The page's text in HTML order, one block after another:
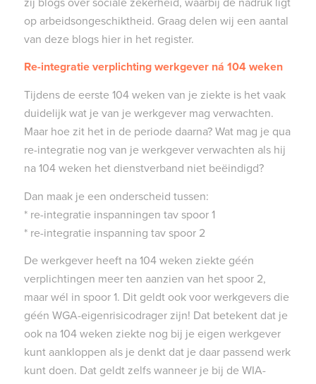
op arbeidsongeschiktheid. Graag delen wij een aantal
van deze blogs hier in het register.
Re-integratie verplichting werkgever ná 104 weken
Tijdens de eerste 104 weken van je ziekte is het vaak
duidelijk wat je van je werkgever mag verwachten.
Maar hoe zit het in de periode daarna? Wat mag je qua
re-integratie nog van je werkgever verwachten als hij
na 104 weken het dienstverband niet beëindigd?
Dan maak je een onderscheid tussen:
* re-integratie inspanningen tav spoor 1
* re-integratie inspanning tav spoor 2
De werkgever heeft na 104 weken ziekte géén
verplichtingen meer ten aanzien van het spoor 2,
maar wél in spoor 1. Dit geldt ook voor werkgevers die
géén WGA-eigenrisicodrager zijn! Dat betekent dat je
ook na 104 weken ziekte nog bij je eigen werkgever
kunt aankloppen als je denkt dat je daar passend werk
kunt doen. Dat geldt zelfs wanneer je bij de WIA-